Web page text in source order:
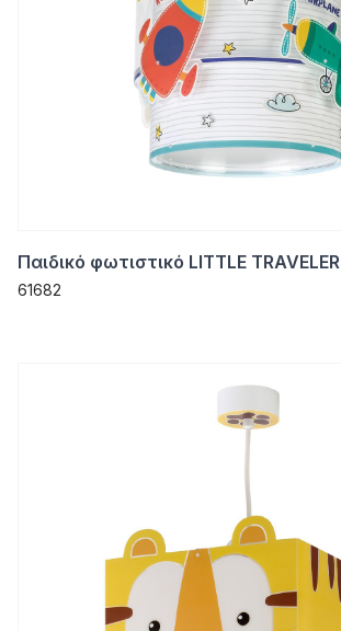
Παιδικό φωτιστικό LITTLE TRAVELER
61682